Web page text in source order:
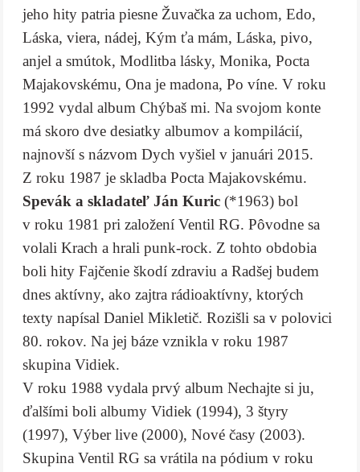
jeho hity patria piesne Žuvačka za uchom, Edo,
Láska, viera, nádej, Kým ťa mám, Láska, pivo,
anjel a smútok, Modlitba lásky, Monika, Pocta
Majakovskému, Ona je madona, Po víne. V roku
1992 vydal album Chýbaš mi. Na svojom konte
má skoro dve desiatky albumov a kompilácií,
najnovší s názvom Dych vyšiel v januári 2015.
Z roku 1987 je skladba Pocta Majakovskému.
Spevák a skladateľ Ján Kuric (*1963) bol
v roku 1981 pri založení Ventil RG. Pôvodne sa
volali Krach a hrali punk-rock. Z tohto obdobia
boli hity Fajčenie škodí zdraviu a Radšej budem
dnes aktívny, ako zajtra rádioaktívny, ktorých
texty napísal Daniel Mikletič. Rozišli sa v polovici
80. rokov. Na jej báze vznikla v roku 1987
skupina Vidiek.
V roku 1988 vydala prvý album Nechajte si ju,
ďalšími boli albumy Vidiek (1994), 3 štyry
(1997), Výber live (2000), Nové časy (2003).
Skupina Ventil RG sa vrátila na pódium v roku